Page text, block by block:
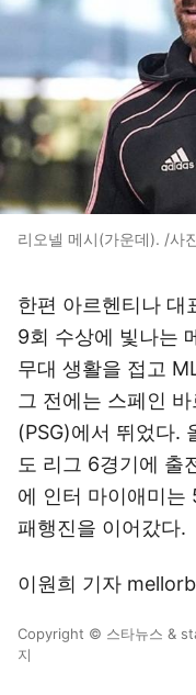
리오넬 메시(가운데). /사
한편 아르헨티나 대
9회 수상에 빛나는
무대 생활을 접고
그 전에는 스페인
(PSG)에서 뛰었다.
도 리그 6경기에 출
에 인터 마이애미는
패행진을 이어갔다.
이원희 기자
Copyright © 스타뉴스 &
지